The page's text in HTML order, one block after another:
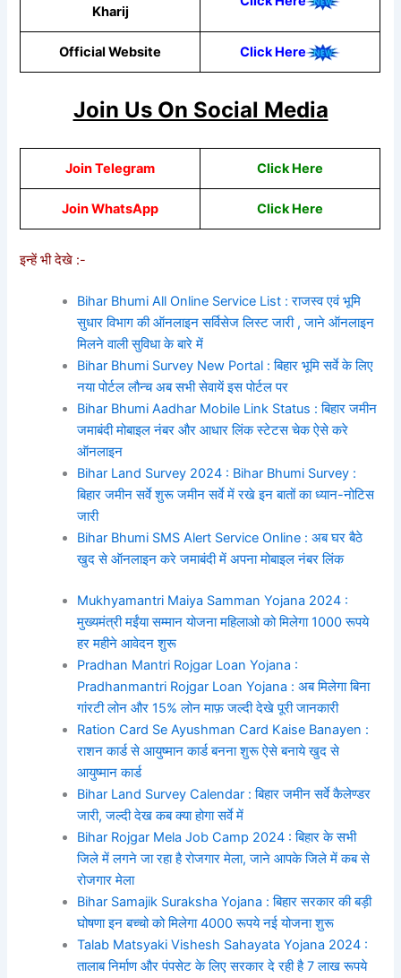
Kharij
Official Website Click Here
Join Us On Social Media
Join Telegram Click Here
Join WhatsApp Click Here
इन्हें भी देखे :-
Bihar Bhumi All Online Service List : राजस्व एवं भूमि
सुधार विभाग की ऑनलाइन सर्विसेज लिस्ट जारी , जाने ऑनलाइन
मिलने वाली सुविधा के बारे में
Bihar Bhumi Survey New Portal : बिहार भूमि सर्वे के लिए
नया पोर्टल लौन्च अब सभी सेवायें इस पोर्टल पर
Bihar Bhumi Aadhar Mobile Link Status : बिहार जमीन
जमाबंदी मोबाइल नंबर और आधार लिंक स्टेटस चेक ऐसे करे
ऑनलाइन
Bihar Land Survey 2024 : Bihar Bhumi Survey :
बिहार जमीन सर्वे शुरू जमीन सर्वे में रखे इन बातों का ध्यान-नोटिस
जारी
Bihar Bhumi SMS Alert Service Online : अब घर बैठे
खुद से ऑनलाइन करे जमाबंदी में अपना मोबाइल नंबर लिंक
Mukhyamantri Maiya Samman Yojana 2024 :
मुख्यमंत्री मईंया सम्मान योजना महिलाओ को मिलेगा 1000 रूपये
हर महीने आवेदन शुरू
Pradhan Mantri Rojgar Loan Yojana :
Pradhanmantri Rojgar Loan Yojana : अब मिलेगा बिना
गांरटी लोन और 15% लोन माफ़ जल्दी देखे पूरी जानकारी
Ration Card Se Ayushman Card Kaise Banayen :
राशन कार्ड से आयुष्मान कार्ड बनना शुरू ऐसे बनाये खुद से
आयुष्मान कार्ड
Bihar Land Survey Calendar : बिहार जमीन सर्वे कैलेण्डर
जारी, जल्दी देख कब क्या होगा सर्वे में
Bihar Rojgar Mela Job Camp 2024 : बिहार के सभी
जिले में लगने जा रहा है रोजगार मेला, जाने आपके जिले में कब से
रोजगार मेला
Bihar Samajik Suraksha Yojana : बिहार सरकार की बड़ी
घोषणा इन बच्चो को मिलेगा 4000 रूपये नई योजना शुरू
Talab Matsyaki Vishesh Sahayata Yojana 2024 :
तालाब निर्माण और पंपसेट के लिए सरकार दे रही है 7 लाख रूपये